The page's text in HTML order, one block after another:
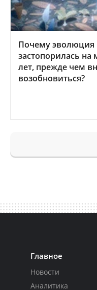
Почему эволюция
застопорилась
лет, прежде чем
возобновиться?
Главное
Новости
Аналитика